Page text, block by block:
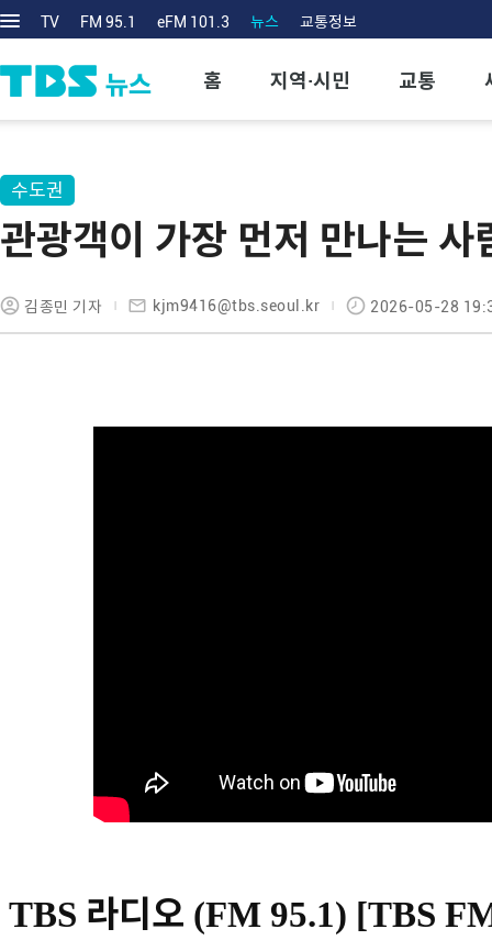
TV FM 95.1 eFM 101.3 뉴스 교통정보
홈 지역·시민 교통
수도권
관광객이 가장 먼저 만나는
김종민 기자 kjm9416@tbs.seoul.kr 2026-05-28
TBS 라디오 (FM 95.1) [TBS